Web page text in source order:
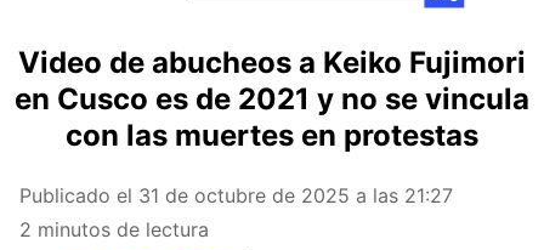
Video de abucheos a Keiko Fujimori
en Cusco es de 2021 y no se vincula
con las muertes en protestas
Publicado el 31 de octubre de 2025 a las 21:27
2 minutos de lectura